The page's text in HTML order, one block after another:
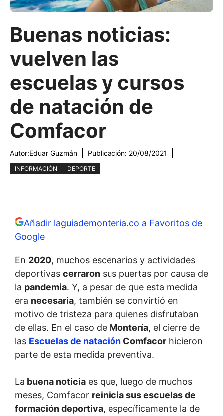
Buenas noticias:
vuelven las
escuelas y cursos
de natación de
Comfacor
Autor:Eduar Guzmán Publicación: 20/08/2021
INFORMACIÓN DEPORTE
Añadir laguiademonteria.co a Favoritos de
Google
En 2020, muchos escenarios y actividades
deportivas cerraron sus puertas por causa de
la pandemia. Y, a pesar de que esta medida
era necesaria, también se convirtió en
motivo de tristeza para quienes disfrutaban
de ellas. En el caso de Montería, el cierre de
las Escuelas de natación Comfacor hicieron
parte de esta medida preventiva.
La buena noticia es que, luego de muchos
meses, Comfacor reinicia sus escuelas de
formación deportiva, específicamente la de